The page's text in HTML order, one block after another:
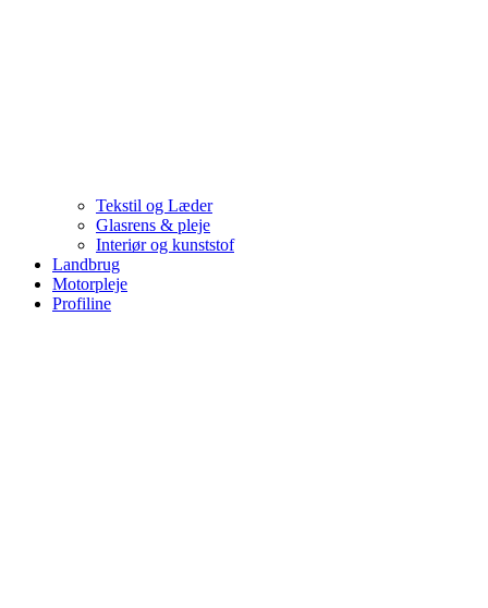
Tekstil og Læder
Glasrens & pleje
Interiør og kunststof
Landbrug
Motorpleje
Profiline